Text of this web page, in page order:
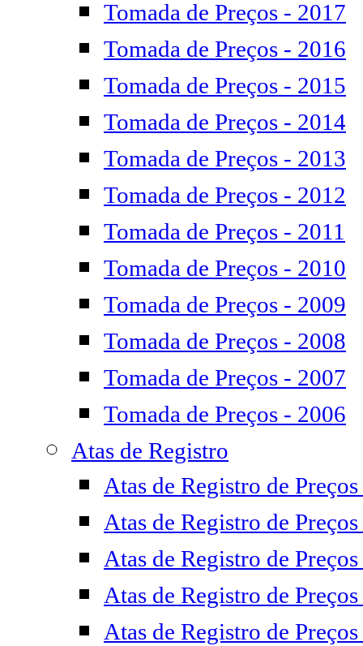
Tomada de Preços - 2017
Tomada de Preços - 2016
Tomada de Preços - 2015
Tomada de Preços - 2014
Tomada de Preços - 2013
Tomada de Preços - 2012
Tomada de Preços - 2011
Tomada de Preços - 2010
Tomada de Preços - 2009
Tomada de Preços - 2008
Tomada de Preços - 2007
Tomada de Preços - 2006
Atas de Registro
Atas de Registro de
Atas de Registro de
Atas de Registro de
Atas de Registro de
Atas de Registro de